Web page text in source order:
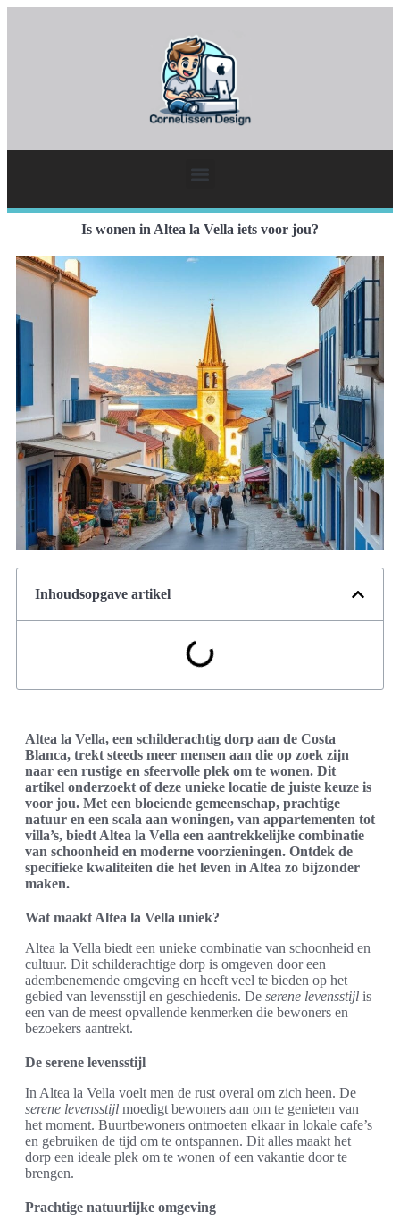
Is wonen in Altea la Vella iets voor jou?
Inhoudsopgave artikel
Altea la Vella, een schilderachtig dorp aan de Costa
Blanca, trekt steeds meer mensen aan die op zoek zijn
naar een rustige en sfeervolle plek om te wonen. Dit
artikel onderzoekt of deze unieke locatie de juiste keuze is
voor jou. Met een bloeiende gemeenschap, prachtige
natuur en een scala aan woningen, van appartementen tot
villa’s, biedt Altea la Vella een aantrekkelijke combinatie
van schoonheid en moderne voorzieningen. Ontdek de
specifieke kwaliteiten die het leven in Altea zo bijzonder
maken.
Wat maakt Altea la Vella uniek?
Altea la Vella biedt een unieke combinatie van schoonheid en
cultuur. Dit schilderachtige dorp is omgeven door een
adembenemende omgeving en heeft veel te bieden op het
gebied van levensstijl en geschiedenis. De serene levensstijl is
een van de meest opvallende kenmerken die bewoners en
bezoekers aantrekt.
De serene levensstijl
In Altea la Vella voelt men de rust overal om zich heen. De
serene levensstijl moedigt bewoners aan om te genieten van
het moment. Buurtbewoners ontmoeten elkaar in lokale cafe’s
en gebruiken de tijd om te ontspannen. Dit alles maakt het
dorp een ideale plek om te wonen of een vakantie door te
brengen.
Prachtige natuurlijke omgeving